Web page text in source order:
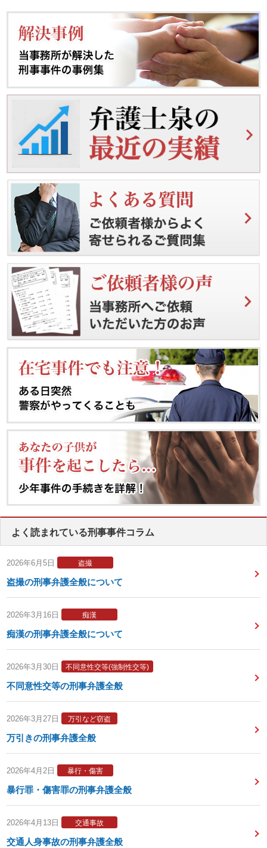
よく読まれている刑事事件コラム
2026年6月5日 盗撮
盗撮の刑事弁護全般について
2026年3月16日 痴漢
痴漢の刑事弁護全般について
2026年3月30日 不同意性交等(強制性交等)
不同意性交等の刑事弁護全般
2026年3月27日 万引など窃盗
万引きの刑事弁護全般
2026年4月2日 暴行・傷害
暴行罪・傷害罪の刑事弁護全般
2026年4月13日 交通事故
交通人身事故の刑事弁護全般